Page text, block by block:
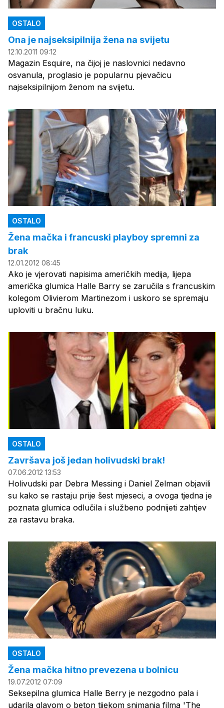
OSTALO
Ona je najseksipilnija žena na svijetu
12.10.2011 09:12
Magazin Esquire, na čijoj je naslovnici nedavno
osvanula, proglasio je popularnu pjevačicu
najseksipilnijom ženom na svijetu.
OSTALO
Žena mačka i francuski playboy spremni za
brak
12.01.2012 08:45
Ako je vjerovati napisima američkih medija, lijepa
američka glumica Halle Barry se zaručila s francuskim
kolegom Olivierom Martinezom i uskoro se spremaju
uploviti u bračnu luku.
OSTALO
Završava još jedan holivudski brak!
07.06.2012 13:53
Holivudski par Debra Messing i Daniel Zelman objavili
su kako se rastaju prije šest mjeseci, a ovoga tjedna je
poznata glumica odlučila i službeno podnijeti zahtjev
za rastavu braka.
OSTALO
Žena mačka hitno prevezena u bolnicu
19.07.2012 07:09
Seksepilna glumica Halle Berry je nezgodno pala i
udarila glavom o beton tijekom snimanja filma 'The